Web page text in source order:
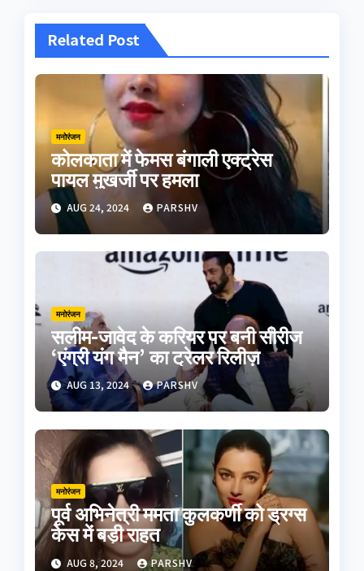
Related Post
मनोरंजन
कोलकाता में फेमस बंगाली एक्ट्रेस
पायल मुखर्जी पर हमला
AUG 24, 2024 PARSHV
मनोरंजन
सलीम-जावेद के करियर पर बनी सीरीज
‘एंग्री यंग मैन’ का ट्रेलर रिलीज़
AUG 13, 2024 PARSHV
मनोरंजन
पूर्व अभिनेत्री ममता कुलकर्णी को ड्रग्स
केस में बड़ी राहत
AUG 8, 2024 PARSHV